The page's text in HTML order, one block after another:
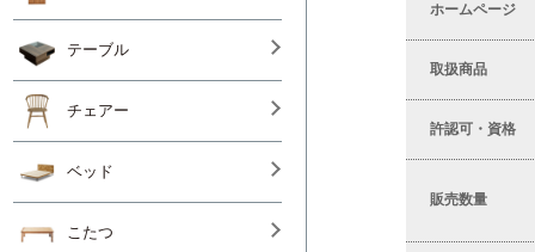
ホームページ
取扱商品
許認可・資格
販売数量
テーブル
チェアー
ベッド
こたつ